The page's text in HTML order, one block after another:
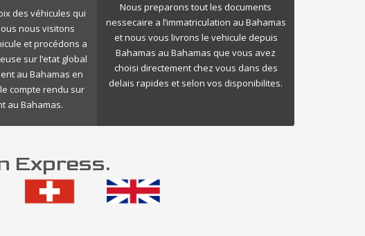
des véhicules qui
nous visitons
et procédons a
sur l’etat global
au Bahamas en
compte rendu sur
au Bahamas.
Nous preparons tout les documents
nessecaire a l’immatriculation au Bahamas
et nous vous livrons le vehicule depuis
Bahamas au Bahamas que vous avez
choisi directement chez vous dans des
delais rapides et selon vos disponibilites.
Express.